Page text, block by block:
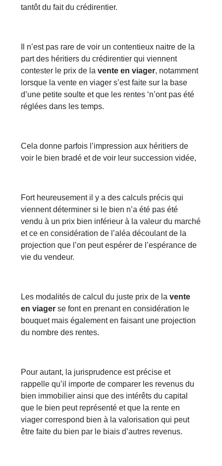
tantôt du fait du crédirentier.
Il n’est pas rare de voir un contentieux naitre de la
part des héritiers du crédirentier qui viennent
contester le prix de lavente en viager, notamment
lorsque la vente en viager s’est faite sur la base
d’une petite soulte et que les rentes ‘n’ont pas été
réglées dans les temps.
Cela donne parfois l’impression aux héritiers de
voir le bien bradé et de voir leur succession vidée,
Fort heureusement il y a des calculs précis qui
viennent déterminer si le bien n’a été pas été
vendu à un prix bien inférieur à la valeur du marché
et ce en considération de l’aléa découlant de la
projection que l’on peut espérer de l’espérance de
vie du vendeur.
Les modalités de calcul du juste prix de lavente
en viager se font en prenant en considération le
bouquet mais également en faisant une projection
du nombre des rentes.
Pour autant, la jurisprudence est précise et
rappelle qu’il importe de comparer les revenus du
bien immobilier ainsi que des intérêts du capital
que le bien peut représenté et que la rente en
viager correspond bien à la valorisation qui peut
être faite du bien par le biais d’autres revenus.